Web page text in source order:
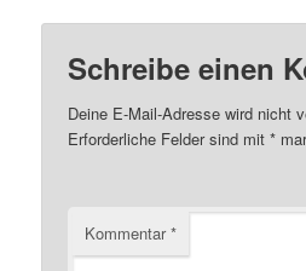
Schreibe einen
Deine E-Mail-Adresse wird nicht
Erforderliche Felder sind mit*
Kommentar*